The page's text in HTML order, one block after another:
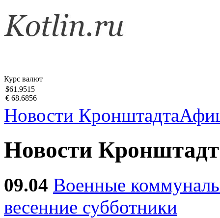
Курс валют
$61.9515
€ 68.6856
Новости Кронштадта
Новости
09.04 Военные
весенние субботники